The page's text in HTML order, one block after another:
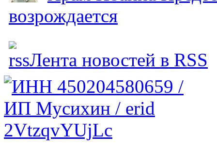
возрождается
Лента новостей в RSS